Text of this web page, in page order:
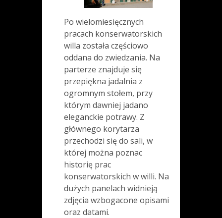
Po wielomiesięcznych
pracach konserwatorskich
willa została częściowo
oddana do zwiedzania. Na
parterze znajduje się
przepiękna jadalnia z
ogromnym stołem, przy
którym dawniej jadano
eleganckie potrawy. Z
głównego korytarza
przechodzi się do sali, w
której można poznac
historię prac
konserwatorskich w willi. Na
dużych panelach widnieją
zdjęcia wzbogacone opisami
oraz datami.